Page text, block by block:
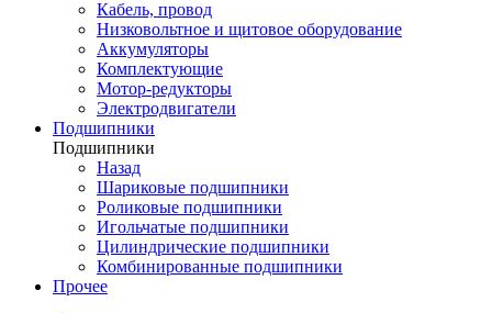
Кабель, провод
Низковольтное и щитовое оборудование
Аккумуляторы
Комплектующие
Мотор-редукторы
Электродвигатели
Подшипники
Подшипники
Назад
Шариковые подшипники
Роликовые подшипники
Игольчатые подшипники
Цилиндрические подшипники
Комбинированные подшипники
Прочее